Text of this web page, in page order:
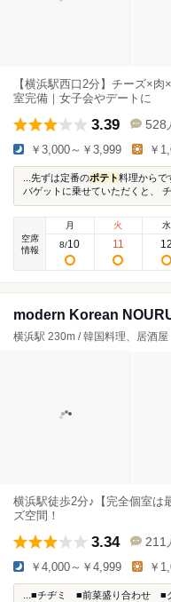
【横浜駅西口2分】チーズ×
室完備｜女子会やデートに
3.39 528
￥3,000～￥3,999 ￥
...先ずは定番のポテト料理からで
バゲットに乗せていただくと、
空席
情報
月
8/10
火
11
水
12
modern Korean
横浜駅 230m / 韓国料理、居酒屋
横浜駅徒歩2分♪【完全個室
ズ空間！
3.34 211
￥4,000～￥4,999 ￥
...■チヂミ ■前菜盛り合わせ